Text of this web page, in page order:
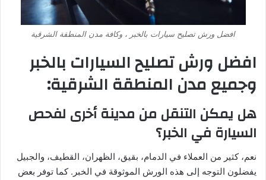
افضل ورش تصليح سيارات بالخبر ، وكافة مدن المنطقة الشرقية
افضل ورش تصليح السيارات بالخبر
وجميع مدن المنطقة الشرقية:
هل يمكن التنقل من مدينة أخرى لفحص
السيارة في الخبر؟
نعم، كثير من العملاء في الدمام، بقيق، الظهران، القطيف، والجبيل
يفضلون التوجه إلى هذه الورش الموثوقة في الخبر. كما توفر بعض